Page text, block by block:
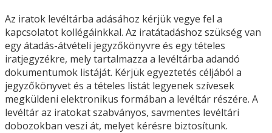
Az iratok levéltárba adásához kérjük vegye fel a
kapcsolatot kollégáinkkal. Az iratátadáshoz szükség van
egy átadás-átvételi jegyzőkönyvre és egy tételes
iratjegyzékre, mely tartalmazza a levéltárba adandó
dokumentumok listáját. Kérjük egyeztetés céljából a
jegyzőkönyvet és a tételes listát legyenek szívesek
megküldeni elektronikus formában a levéltár részére. A
levéltár az iratokat szabványos, savmentes levéltári
dobozokban veszi át, melyet kérésre biztosítunk.